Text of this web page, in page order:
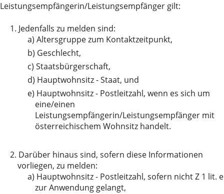
Leistungsempfängerin/Leistungsempfänger gilt:
1. Jedenfalls zu melden sind:
a) Altersgruppe zum Kontaktzeitpunkt,
b) Geschlecht,
c) Staatsbürgerschaft,
d) Hauptwohnsitz - Staat, und
e) Hauptwohnsitz - Postleitzahl, wenn es sich um
eine/einen
Leistungsempfängerin/Leistungsempfänger mit
österreichischem Wohnsitz handelt.
2. Darüber hinaus sind, sofern diese Informationen
vorliegen, zu melden:
a) Hauptwohnsitz - Postleitzahl, sofern nicht Z 1 lit. e
zur Anwendung gelangt,